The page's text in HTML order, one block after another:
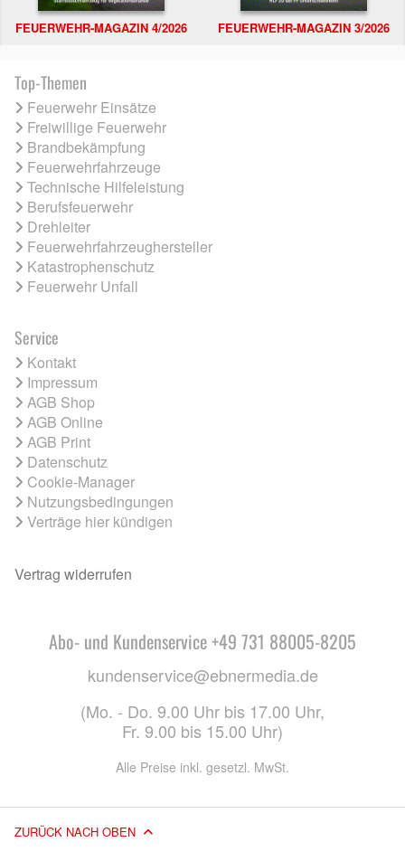
FEUERWEHR-MAGAZIN 4/2026 FEUERWEHR-MAGAZIN 3/2026
Top-Themen
Feuerwehr Einsätze
Freiwillige Feuerwehr
Brandbekämpfung
Feuerwehrfahrzeuge
Technische Hilfeleistung
Berufsfeuerwehr
Drehleiter
Feuerwehrfahrzeughersteller
Katastrophenschutz
Feuerwehr Unfall
Service
Kontakt
Impressum
AGB Shop
AGB Online
AGB Print
Datenschutz
Cookie-Manager
Nutzungsbedingungen
Verträge hier kündigen
Vertrag widerrufen
Abo- und Kundenservice +49 731 88005-8205
kundenservice@ebnermedia.de
(Mo. - Do. 9.00 Uhr bis 17.00 Uhr,
Fr. 9.00 bis 15.00 Uhr)
Alle Preise inkl. gesetzl. MwSt.
ZURÜCK NACH OBEN